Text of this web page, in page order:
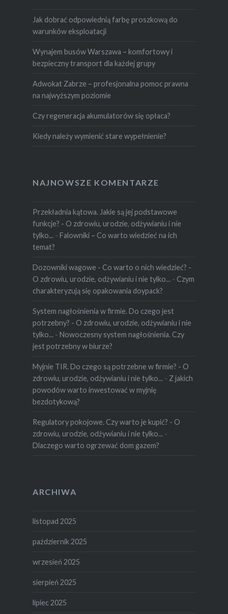
Jak dobrać odpowiednią farbę proszkową do
warunków eksploatacji
Wynajem busów Warszawa – komfortowy i
bezpieczny transport dla każdej grupy
Adwokat Zabrze – profesjonalna pomoc prawna
na najwyższym poziomie
Czy regeneracja akumulatorów się opłaca?
Kiedy należy wymienić stare wypełnienie?
NAJNOWSZE KOMENTARZE
Przekładnia kątowa. Jakie są jej podstawowe
funkcje? - O zdrowiu, urodzie, odżywianiu i nie
tylko... - Falowniki – Co warto wiedzieć na ich
temat?
Dozowniki wagowe - Co warto o nich wiedzieć? -
O zdrowiu, urodzie, odżywianiu i nie tylko... - Czym
charakteryzują się opakowania doypack?
System nagłośnienia w firmie. Do czego jest
potrzebny? - O zdrowiu, urodzie, odżywianiu i nie
tylko... - Nowoczesny system nagłośnienia. Czy
jest potrzebny w biurze?
Myjnie TIR. Do czego są potrzebne w firmie? - O
zdrowiu, urodzie, odżywianiu i nie tylko... - Z jakich
powodów warto inwestować w myjnię
bezdotykową?
Regulatory pokojowe. Czy warto je kupić? - O
zdrowiu, urodzie, odżywianiu i nie tylko... -
Dlaczego warto ogrzewać dom gazem?
ARCHIWA
listopad 2025
październik 2025
wrzesień 2025
sierpień 2025
lipiec 2025